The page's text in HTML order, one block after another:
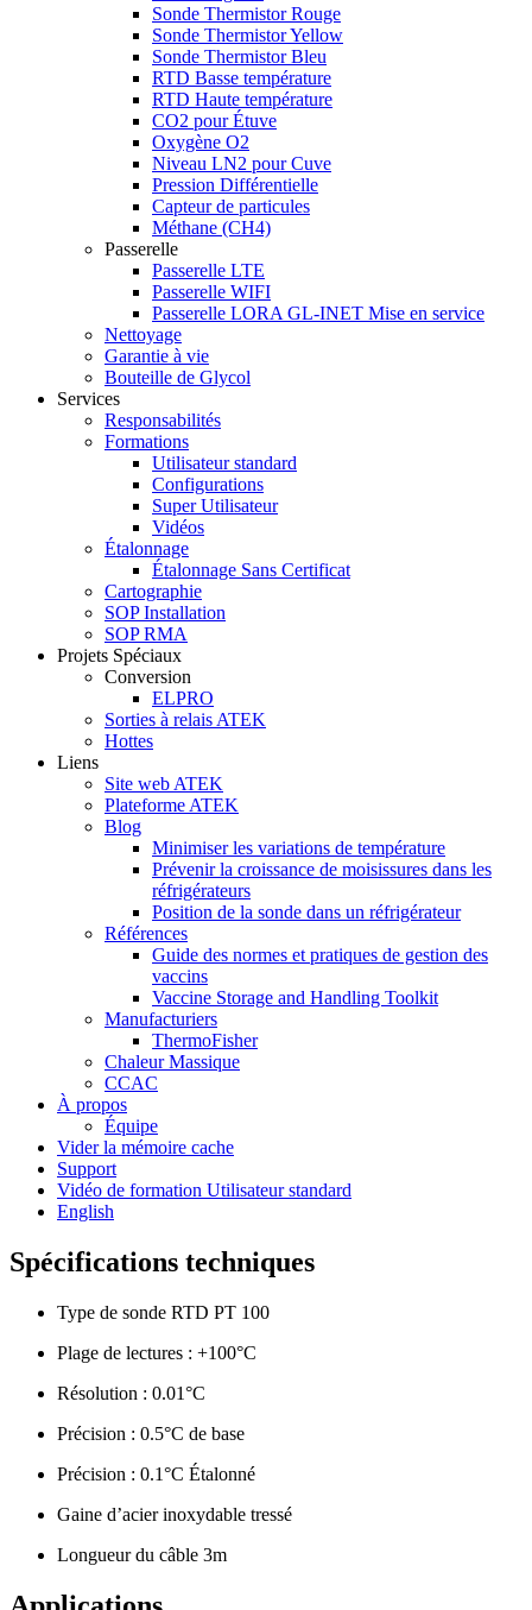
Sonde Thermistor Rouge
Sonde Thermistor Yellow
Sonde Thermistor Bleu
RTD Basse température
RTD Haute température
CO2 pour Étuve
Oxygène O2
Niveau LN2 pour Cuve
Pression Différentielle
Capteur de particules
Méthane (CH4)
Passerelle
Passerelle LTE
Passerelle WIFI
Passerelle LORA GL-INET Mise en service
Nettoyage
Garantie à vie
Bouteille de Glycol
Services
Responsabilités
Formations
Utilisateur standard
Configurations
Super Utilisateur
Vidéos
Étalonnage
Étalonnage Sans Certificat
Cartographie
SOP Installation
SOP RMA
Projets Spéciaux
Conversion
ELPRO
Sorties à relais ATEK
Hottes
Liens
Site web ATEK
Plateforme ATEK
Blog
Minimiser les variations de température
Prévenir la croissance de moisissures dans les
réfrigérateurs
Position de la sonde dans un réfrigérateur
Références
Guide des normes et pratiques de gestion des
vaccins
Vaccine Storage and Handling Toolkit
Manufacturiers
ThermoFisher
Chaleur Massique
CCAC
À propos
Équipe
Vider la mémoire cache
Support
Vidéo de formation Utilisateur standard
English
Spécifications techniques
Type de sonde RTD PT 100
Plage de lectures : +100°C
Résolution : 0.01°C
Précision : 0.5°C de base
Précision : 0.1°C Étalonné
Gaine d’acier inoxydable tressé
Longueur du câble 3m